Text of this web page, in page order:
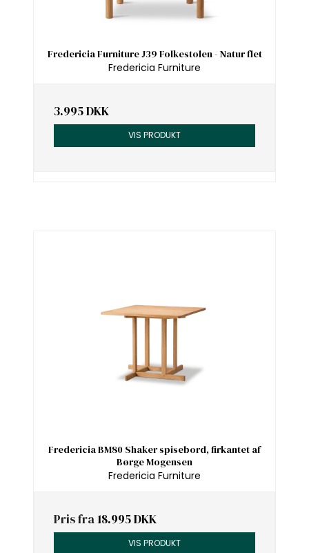
Fredericia Furniture J39 Folkestolen - Natur flet
Fredericia Furniture
3.995 DKK
VIS PRODUKT
Fredericia BM80 Shaker spisebord, firkantet af
Børge Mogensen
Fredericia Furniture
Pris fra 18.995 DKK
VIS PRODUKT